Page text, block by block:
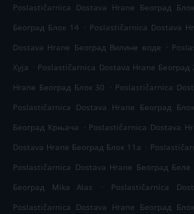
Poslastičarnica Dostava Hrane Београд
Београд Блок 14 . Poslastičarnica Dostava
Dostava Hrane Београд Вилине воде .
Хуја . Poslastičarnica Dostava Hrane Београд
Hrane Београд Блок 30 . Poslastičarnica
Poslastičarnica Dostava Hrane Београд
Београд Крњача . Poslastičarnica Dostava
Dostava Hrane Београд Блок 11а .
Poslastičarnica Dostava Hrane Београд Беле
Београд Mika Alas
. Poslastičarnica
Poslastičarnica Dostava Hrane Београд